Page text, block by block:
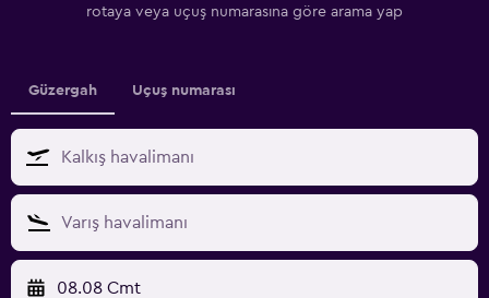
rotaya veya uçuş numarasına göre arama yap
Güzergah Uçuş numarası
08.08 Cmt